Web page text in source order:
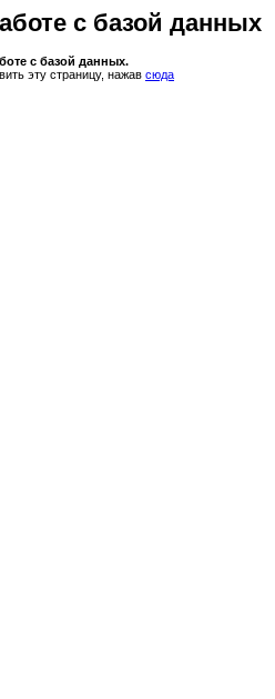
с базой данных
с базой данных.
эту страницу, нажав сюда